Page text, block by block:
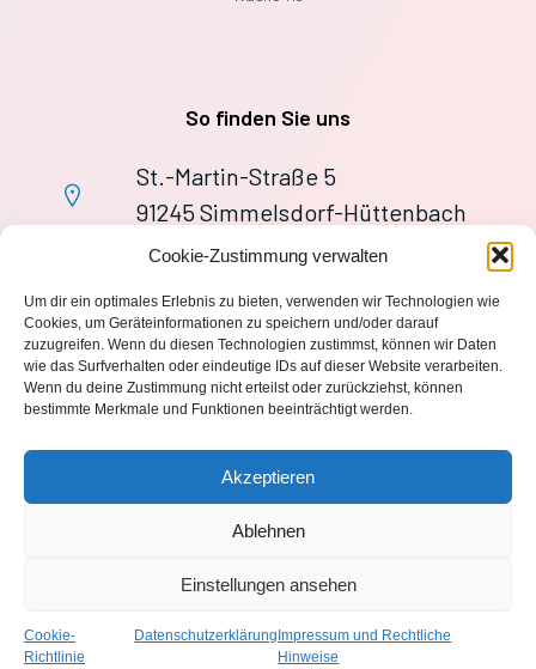
Cookie-Zustimmung verwalten
Um dir ein optimales Erlebnis zu bieten, verwenden wir Technologien wie
Cookies, um Geräteinformationen zu speichern und/oder darauf
zuzugreifen. Wenn du diesen Technologien zustimmst, können wir Daten
wie das Surfverhalten oder eindeutige IDs auf dieser Website verarbeiten.
Wenn du deine Zustimmung nicht erteilst oder zurückziehst, können
bestimmte Merkmale und Funktionen beeinträchtigt werden.
Akzeptieren
Ablehnen
Einstellungen ansehen
Cookie-
Richtlinie
Datenschutzerklärung Impressum und Rechtliche
Hinweise
So finden Sie uns
St.-Martin-Straße 5
91245 Simmelsdorf-Hüttenbach
+49 9155 9279727
wache113@ff-huettenbach.de
with
using WordPress andKubio